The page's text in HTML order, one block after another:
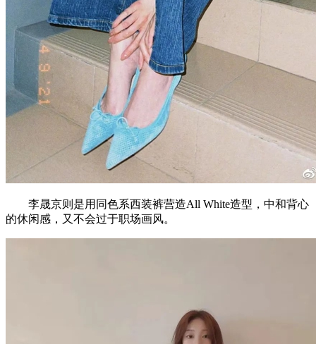
李晟京则是用同色系西装裤营造All White造型，中和背心
的休闲感，又不会过于职场画风。